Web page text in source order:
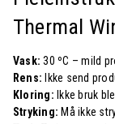
Thermal
Vask:30 ºC – mild
Rens:
Ikke send
Kloring: Ikke bruk
Stryking: Må ikke